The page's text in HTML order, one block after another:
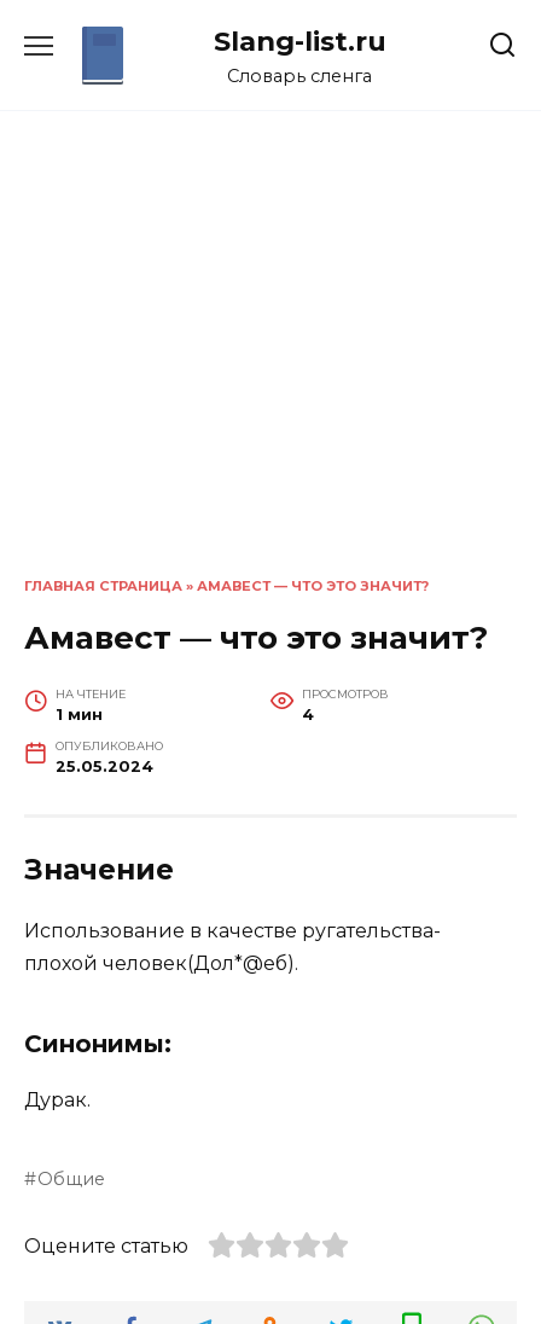
Slang-list.ru
Словарь сленга
ГЛАВНАЯ СТРАНИЦА » АМАВЕСТ — ЧТО ЭТО ЗНАЧИТ?
Амавест — что это значит?
НА ЧТЕНИЕ
1 мин
ПРОСМОТРОВ
4
ОПУБЛИКОВАНО
25.05.2024
Значение
Использование в качестве ругательства-
плохой человек(Дол*@еб).
Синонимы:
Дурак.
Общие
Оцените статью